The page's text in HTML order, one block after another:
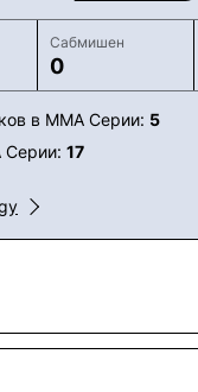
Сабмишен
0
в ММА Серии: 5
Серии: 17